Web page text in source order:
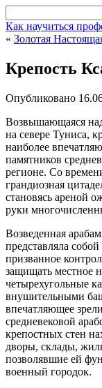
Как научиться
« Золотая
Крепость
Опубликовано
Возвышающаяся
на севере Туниса,
наиболее
памятников
регионе. Со
грандиозная
становясь ареной
руки
Возведенная
представляла
призванное
защищать местное
четырехугольные
внушительными
впечатляющее
средневековой
крепостных стен
дворы, склады,
позволявшие ей
военный городок.